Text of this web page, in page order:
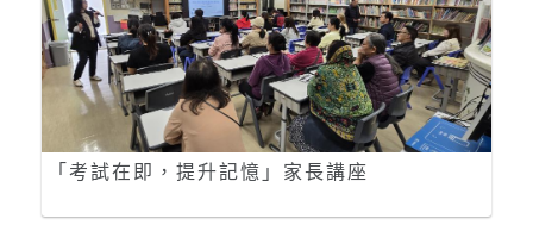
「考試在即，提升記憶」家長講座